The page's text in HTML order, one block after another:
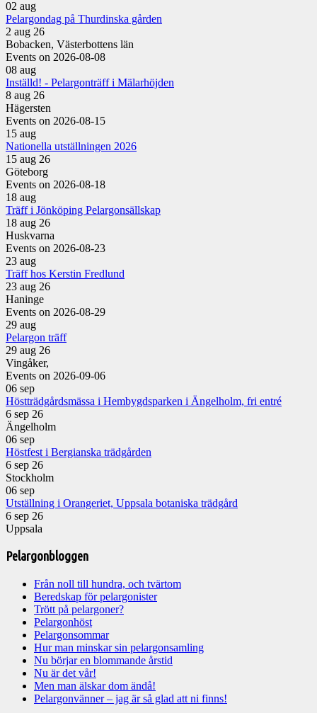
02 aug
Pelargondag på Thurdinska gården
2 aug 26
Bobacken, Västerbottens län
Events on 2026-08-08
08 aug
Inställd! - Pelargonträff i Mälarhöjden
8 aug 26
Hägersten
Events on 2026-08-15
15 aug
Nationella utställningen 2026
15 aug 26
Göteborg
Events on 2026-08-18
18 aug
Träff i Jönköping Pelargonsällskap
18 aug 26
Huskvarna
Events on 2026-08-23
23 aug
Träff hos Kerstin Fredlund
23 aug 26
Haninge
Events on 2026-08-29
29 aug
Pelargon träff
29 aug 26
Vingåker,
Events on 2026-09-06
06 sep
Höstträdgårdsmässa i Hembygdsparken i Ängelholm, fri entré
6 sep 26
Ängelholm
06 sep
Höstfest i Bergianska trädgården
6 sep 26
Stockholm
06 sep
Utställning i Orangeriet, Uppsala botaniska trädgård
6 sep 26
Uppsala
Pelargonbloggen
Från noll till hundra, och tvärtom
Beredskap för pelargonister
Trött på pelargoner?
Pelargonhöst
Pelargonsommar
Hur man minskar sin pelargonsamling
Nu börjar en blommande årstid
Nu är det vår!
Men man älskar dom ändå!
Pelargonvänner – jag är så glad att ni finns!